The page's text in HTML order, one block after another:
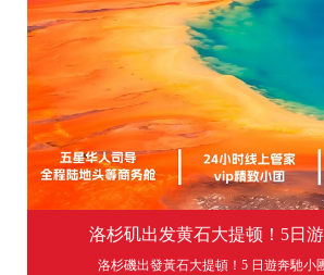
洛杉矶出发黄石大提顿！5日游
洛杉磯出發黃石大提頓！5 日遊奔馳小